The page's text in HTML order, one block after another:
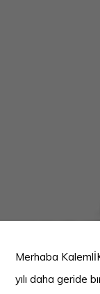
Merhaba
yılı daha geride